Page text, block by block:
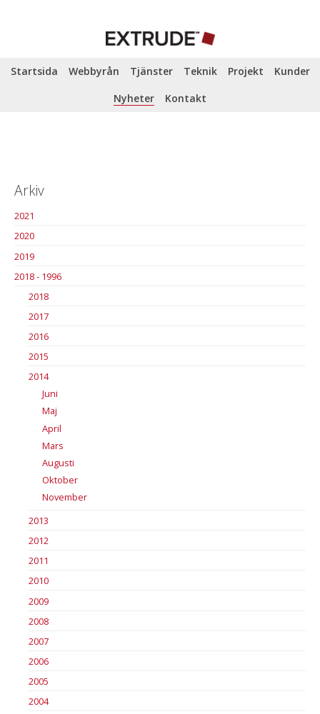
Startsida Webbyrån Tjänster Teknik Projekt
Kunder
Nyheter
Kontakt
Arkiv
2021
2020
2019
2018 - 1996
2018
2017
2016
2015
2014
Juni
Maj
April
Mars
Augusti
Oktober
November
2013
2012
2011
2010
2009
2008
2007
2006
2005
2004